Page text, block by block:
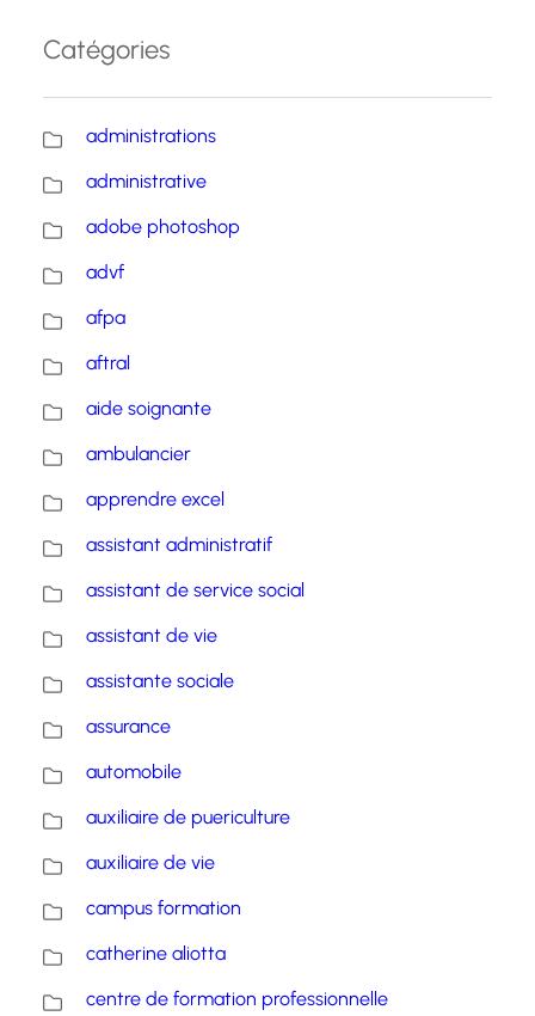
Catégories
administrations
administrative
adobe photoshop
advf
afpa
aftral
aide soignante
ambulancier
apprendre excel
assistant administratif
assistant de service social
assistant de vie
assistante sociale
assurance
automobile
auxiliaire de puericulture
auxiliaire de vie
campus formation
catherine aliotta
centre de formation professionnelle